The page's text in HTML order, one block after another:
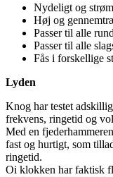
Nydeligt og
Høj og
Passer til alle
Passer til alle
Fås i forskellige
Lyden
Knog har testet
frekvens, ringetid og
Med en
fast og hurtigt, som
ringetid.
Oi klokken har faktisk